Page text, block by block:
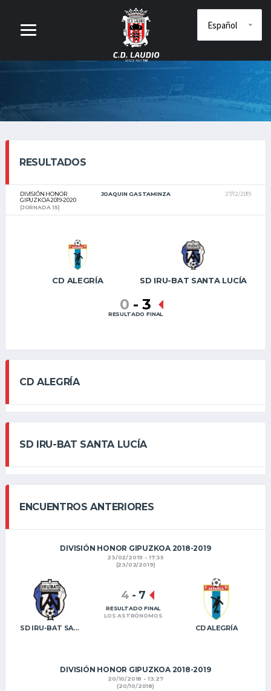
RESULTADOS
DIVISIÓN HONOR
GIPUZKOA 2019-2020
JOAQUIN GASTAMINZA
27/12/2019
(JORNADA 15)
CD ALEGRÍA SD IRU-BAT SANTA LUCÍA
0 - 3
RESULTADO FINAL
CD ALEGRÍA
SD IRU-BAT SANTA LUCÍA
ENCUENTROS ANTERIORES
DIVISIÓN HONOR GIPUZKOA 2018-2019
23/02/2019 - 17:35
(23/02/2019)
SD IRU-BAT SANTA LUCÍA CD ALEGRÍA
4 - 7
RESULTADO FINAL
LOS ASTRÓNOMOS
DIVISIÓN HONOR GIPUZKOA 2018-2019
20/10/2018 - 13:27
(20/10/2018)